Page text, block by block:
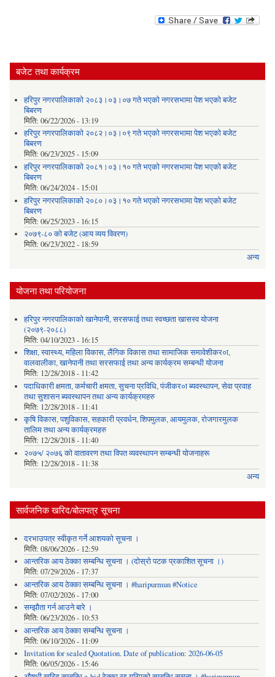
बजेट तथा कार्यक्रम
हरिपुर नगरपालिकाको २०८३।०३।०७ गते भएको नगरसभामा पेश भएको बजेट
बिबरण
मिति: 06/22/2026 - 13:19
हरिपुर नगरपालिकाको २०८२।०३।०९ गते भएको नगरसभामा पेश भएको बजेट
बिबरण
मिति: 06/23/2025 - 15:09
हरिपुर नगरपालिकाको २०८१।०३।१० गते भएको नगरसभामा पेश भएको बजेट
बिबरण
मिति: 06/24/2024 - 15:01
हरिपुर नगरपालिकाको २०८०।०३।१० गते भएको नगरसभामा पेश भएको बजेट
बिबरण
मिति: 06/25/2023 - 16:15
२०७९-८० को बजेट (आय व्यय विवरण)
मिति: 06/23/2022 - 18:59
अन्य
योजना तथा परियोजना
हरिपुर नगरपालिकाको खानेपानी, सरसफाई तथा स्वच्छता खासस्व योजना
(२०७९-२०८८)
मिति: 04/10/2023 - 16:15
शिक्षा, स्वास्थ्य, महिला विकास, लैंगिक विकास तथा सामाजिक समावेशीकर०ा,
वालवालीका, खानेपानी तथा सरसफाई तथा अन्य कार्यक्रम सम्बन्धी योजना
मिति: 12/28/2018 - 11:42
पदाधिकारी क्षमता, कर्मचारी क्षमता, सुचना प्रविधि, पंजीकर०ा ब्यवस्थापन, सेवा प्रवाह
तथा सुशासन ब्यवस्थापन तथा अन्य कार्यक्रमहरु
मिति: 12/28/2018 - 11:41
कृषि विकास, पशुविकास, सहकारी प्रवर्धन, शिपमुलक, आयमुलक, रोजगारमुलक
तालिम तथा अन्य कार्यक्रमहरु
मिति: 12/28/2018 - 11:40
२०७५/ २०७६ को वातावरण तथा विपत व्यवस्थापन सम्बन्धी योजनाहरू
मिति: 12/28/2018 - 11:38
अन्य
सार्वजनिक खरिद/बोलपत्र सूचना
दरभाउपत्र स्वीकृत गर्ने आशयको सूचना ।
मिति: 08/06/2026 - 12:59
आन्तरिक आय ठेक्का सम्बन्धि सूचना । (दोस्रो पटक प्रकाशित सूचना ।)
मिति: 07/29/2026 - 17:37
आन्तरिक आय ठेक्का सम्बन्धि सूचना । #haripurmun #Notice
मिति: 07/02/2026 - 17:00
सम्झौता गर्न आउने बारे ।
मिति: 06/23/2026 - 10:53
आन्तरिक आय ठेक्का सम्बन्धि सूचना ।
मिति: 06/10/2026 - 11:09
Invitation for sealed Quotation. Date of publication: 2026-06-05
मिति: 06/05/2026 - 15:46